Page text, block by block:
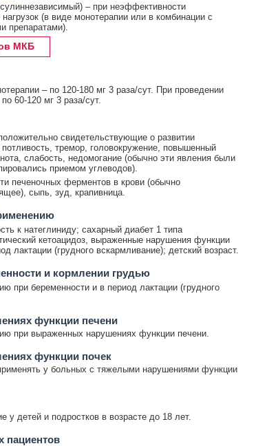
– при неэффективности
(в виде монотерапии или в комбинации с
препаратами).
МКБ
– по 120-180 мг 3 раза/сут. При проведении
60-120 мг 3 раза/сут.
свидетельствующие о развитии
тремор, головокружение, повышенный
слабость, недомогание (обычно эти явления были
приемом углеводов).
печеночных ферментов в крови (обычно
сыпь, зуд, крапивница.
к натеглиниду; сахарный диабет 1 типа
кетоацидоз, выраженные нарушения функции
лактации (грудного вскармливание); детский возраст.
и кормлении грудью
при беременности и в период лактации (грудного
функции печени
при выраженных нарушениях функции печени.
функции почек
у больных с тяжелыми нарушениями функции
у детей и подростков в возрасте до 18 лет.
пациентов